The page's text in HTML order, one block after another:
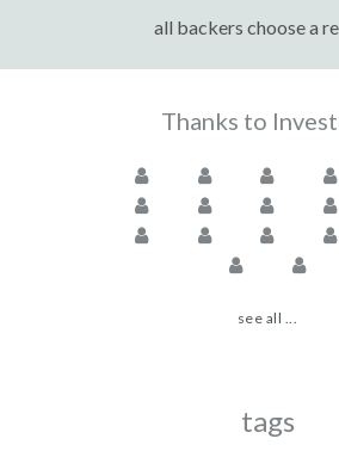
all backers choose a
Thanks to
see all ...
tags